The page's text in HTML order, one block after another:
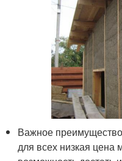
Важное
для всех низкая цена